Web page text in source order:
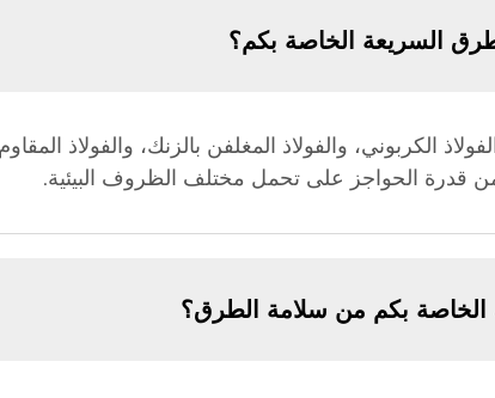
السريعة الخاصة بكم؟
الكربوني، والفولاذ المغلفن بالزنك، والفولاذ
قدرة الحواجز على تحمل مختلف الظروف البيئية.
بكم من سلامة الطرق؟